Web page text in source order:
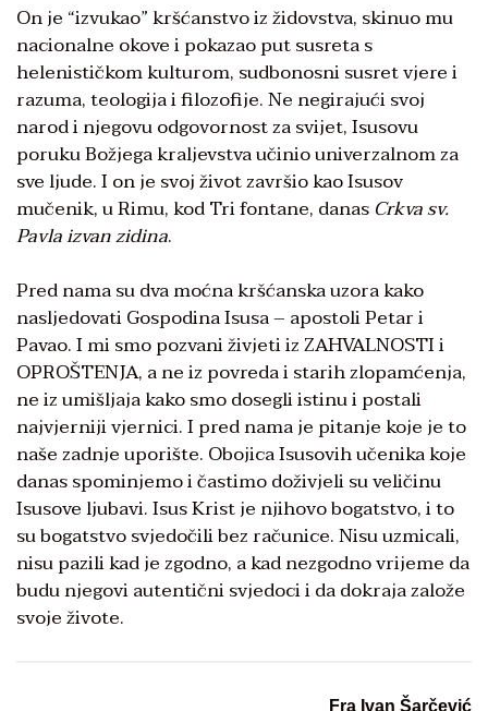
On je “izvukao” kršćanstvo iz židovstva, skinuo mu
nacionalne okove i pokazao put susreta s
helenističkom kulturom, sudbonosni susret vjere i
razuma, teologija i filozofije. Ne negirajući svoj
narod i njegovu odgovornost za svijet, Isusovu
poruku Božjega kraljevstva učinio univerzalnom za
sve ljude. I on je svoj život završio kao Isusov
mučenik, u Rimu, kod Tri fontane, danas Crkva sv.
Pavla izvan zidina.
Pred nama su dva moćna kršćanska uzora kako
nasljedovati Gospodina Isusa – apostoli Petar i
Pavao. I mi smo pozvani živjeti iz ZAHVALNOSTI i
OPROŠTENJA, a ne iz povreda i starih zlopamćenja,
ne iz umišljaja kako smo dosegli istinu i postali
najvjerniji vjernici. I pred nama je pitanje koje je to
naše zadnje uporište. Obojica Isusovih učenika koje
danas spominjemo i častimo doživjeli su veličinu
Isusove ljubavi. Isus Krist je njihovo bogatstvo, i to
su bogatstvo svjedočili bez računice. Nisu uzmicali,
nisu pazili kad je zgodno, a kad nezgodno vrijeme da
budu njegovi autentični svjedoci i da dokraja založe
svoje živote.
Fra Ivan Šarčević